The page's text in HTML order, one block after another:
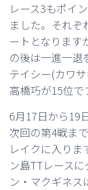
レース3もポイ
ました。それぞ
ートとなります
の後は一進一退
テイシー(カワ
高橋巧が15位で
6月17日から19
次回の第4戦ま
レイクに入りま
ン島TTレース
ン・マクギネス